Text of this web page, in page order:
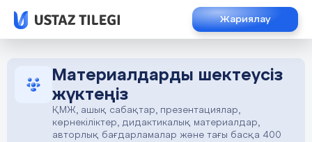
Жариялау
Материалдарды шектеусіз
жүктеңіз
ҚМЖ, ашық сабақтар, презентациялар,
көрнекіліктер, дидактикалық материалдар,
авторлық бағдарламалар және тағы басқа 400